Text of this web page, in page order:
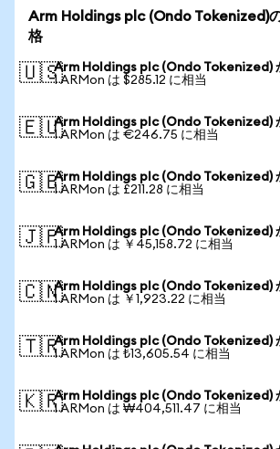
Arm Holdings plc (Ondo Tokenized)
格
🇺🇸Arm Holdings plc (Ondo Tokenized)
1 ARMon は $285.12 に相当
🇪🇺Arm Holdings plc (Ondo Tokenized)
1 ARMon は €246.75 に相当
🇬🇧Arm Holdings plc (Ondo Tokenized)
1 ARMon は £211.28 に相当
🇯🇵Arm Holdings plc (Ondo Tokenized)
1 ARMon は ￥45,158.72 に相当
🇨🇳Arm Holdings plc (Ondo Tokenized)
1 ARMon は ￥1,923.22 に相当
🇹🇷Arm Holdings plc (Ondo Tokenized)
1 ARMon は ₺13,605.54 に相当
🇰🇷Arm Holdings plc (Ondo Tokenized)
1 ARMon は ₩404,511.47 に相当